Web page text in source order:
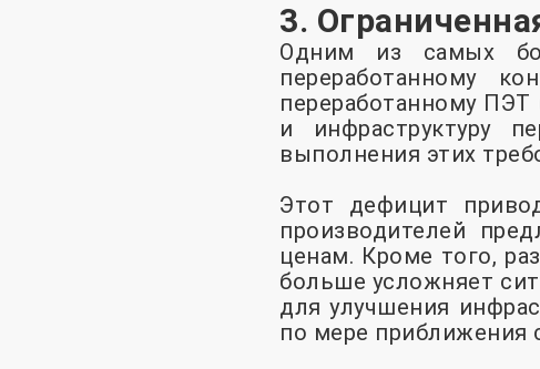
3.
Одним из самых
переработанному
переработанному ПЭТ
и инфраструктуру
выполнения этих
Этот дефицит
производителей
ценам. Кроме того,
больше усложняет
для улучшения
по мере приближения